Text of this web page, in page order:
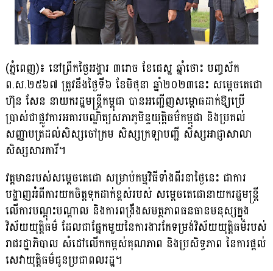
(ភ្នំពេញ)៖ នៅព្រឹកថ្ងៃអង្គារ ៣រោច ខែជេស្ឋ ឆ្នាំថោះ បញ្ចស័ក
ព.ស.២៥៦៧ ត្រូវនឹង​ថ្ងៃទី៦ ខែមិថុនា ឆ្នាំ២០២៣នេះ សម្តេចតេជោ
ហ៊ុន សែន នាយករដ្ឋ​មន្ត្រីកម្ពុជា បានអញ្ជើញសម្ពោធដាក់ឱ្យប្រើ
ប្រាស់ជាផ្លូវការអគារបណ្ឌិត្យ​សភា​ភូមិន្ទយុត្តិធម៌កម្ពុជា និងប្រគល់
សញ្ញាបត្រដល់សិស្សចៅក្រម សិស្សក្រឡាបញ្ជី សិស្សអាជ្ញាសាលា
សិស្សសារការី។
វត្តមានរបស់សម្តេចតេជោ សម្រាប់កម្មវិធីទាំងពីរនាថ្ងៃនេះ ជាការ
បង្ហាញអំពីការ​យក​ចិត្តទុកដាក់ខ្ពស់របស់ សម្តេចតេជោនាយករដ្ឋមន្ត្រី
លើការបណ្តុះបណ្តាល និងការ​ពង្រឹង​សមត្ថភាពធនធានមនុស្សក្នុង
វិស័យយុត្តិធម៌ ដែលជាផ្នែកមួយនៃការងារ​កែ​ទម្រង់​វិស័យយុត្តិធម៌របស់
រាជរដ្ឋាភិបាល សំដៅលើកកម្ពស់គុណភាព និងប្រសិទ្ធភាព នៃការផ្តល់
សេវាយុត្តិធម៌ជូនប្រជាពលរដ្ឋ។